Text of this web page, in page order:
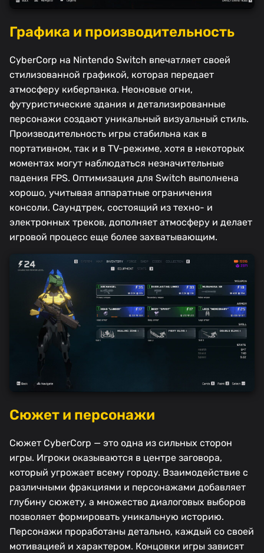
Графика и производительность
CyberCorp на Nintendo Switch впечатляет своей
стилизованной графикой, которая передает
атмосферу киберпанка. Неоновые огни,
футуристические здания и детализированные
персонажи создают уникальный визуальный стиль.
Производительность игры стабильна как в
портативном, так и в TV-режиме, хотя в некоторых
моментах могут наблюдаться незначительные
падения FPS. Оптимизация для Switch выполнена
хорошо, учитывая аппаратные ограничения
консоли. Саундтрек, состоящий из техно- и
электронных треков, дополняет атмосферу и делает
игровой процесс еще более захватывающим.
Сюжет и персонажи
Сюжет CyberCorp — это одна из сильных сторон
игры. Игроки оказываются в центре заговора,
который угрожает всему городу. Взаимодействие с
различными фракциями и персонажами добавляет
глубину сюжету, а множество диалоговых выборов
позволяет формировать уникальную историю.
Персонажи проработаны детально, каждый со своей
мотивацией и характером. Концовки игры зависят